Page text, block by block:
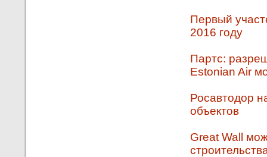
Первый
2016 году
Партс:
Estonian Air
Росавтодор
объектов
Great Wall